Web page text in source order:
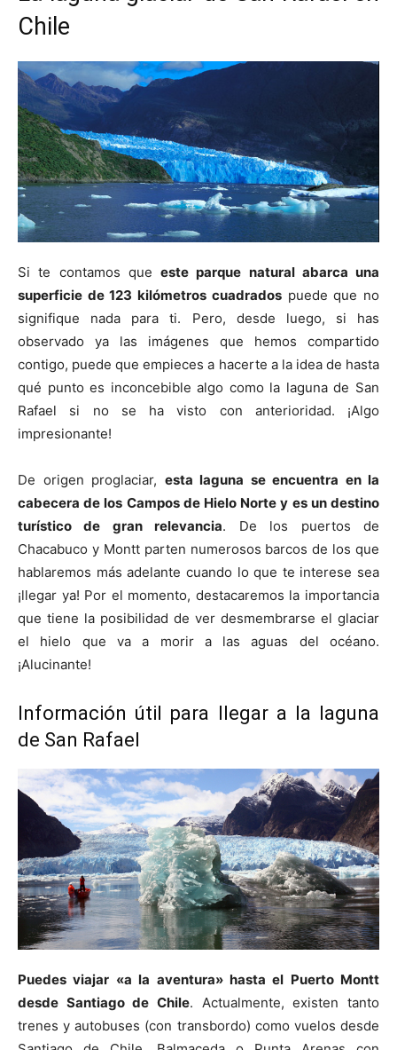
Chile
Si te contamos que este parque natural abarca una
superficie de 123 kilómetros cuadradospuede que no
signifique nada para ti. Pero, desde luego, si has
observado ya las imágenes que hemos compartido
contigo, puede que empieces a hacerte a la idea de hasta
qué punto es inconcebible algo como la laguna de San
Rafael si no se ha visto con anterioridad. ¡Algo
impresionante!
De origen proglaciar, esta laguna se encuentra en la
cabecera de los Campos de Hielo Norte y es un destino
turístico de gran relevancia. De los puertos de
Chacabuco y Montt parten numerosos barcos de los que
hablaremos más adelante cuando lo que te interese sea
¡llegar ya! Por el momento, destacaremos la importancia
que tiene la posibilidad de ver desmembrarse el glaciar
el hielo que va a morir a las aguas del océano.
¡Alucinante!
Información útil para llegar a la laguna
de San Rafael
Puedes viajar «a la aventura» hasta el Puerto Montt
desde Santiago de Chile. Actualmente, existen tanto
trenes y autobuses (con transbordo) como vuelos desde